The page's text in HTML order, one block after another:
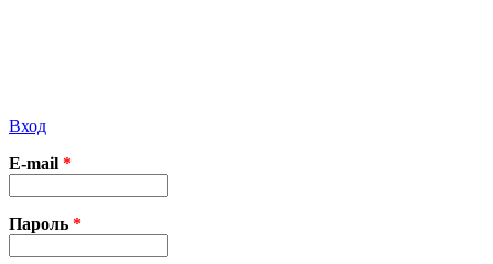
Вход
E-mail *
Пароль *